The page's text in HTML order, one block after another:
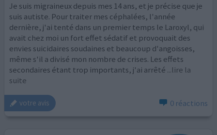
Je suis migraineux depuis mes 14 ans, et je précise que je
suis autiste. Pour traiter mes céphalées, l'année
dernière, j'ai tenté dans un premier temps le Laroxyl, qui
avait chez moi un fort effet sédatif et provoquait des
envies suicidaires soudaines et beaucoup d'angoisses,
même s'il a divisé mon nombre de crises. Les effets
secondaires étant trop importants, j'ai arrêté ...lire la
suite
votre avis 0 réactions